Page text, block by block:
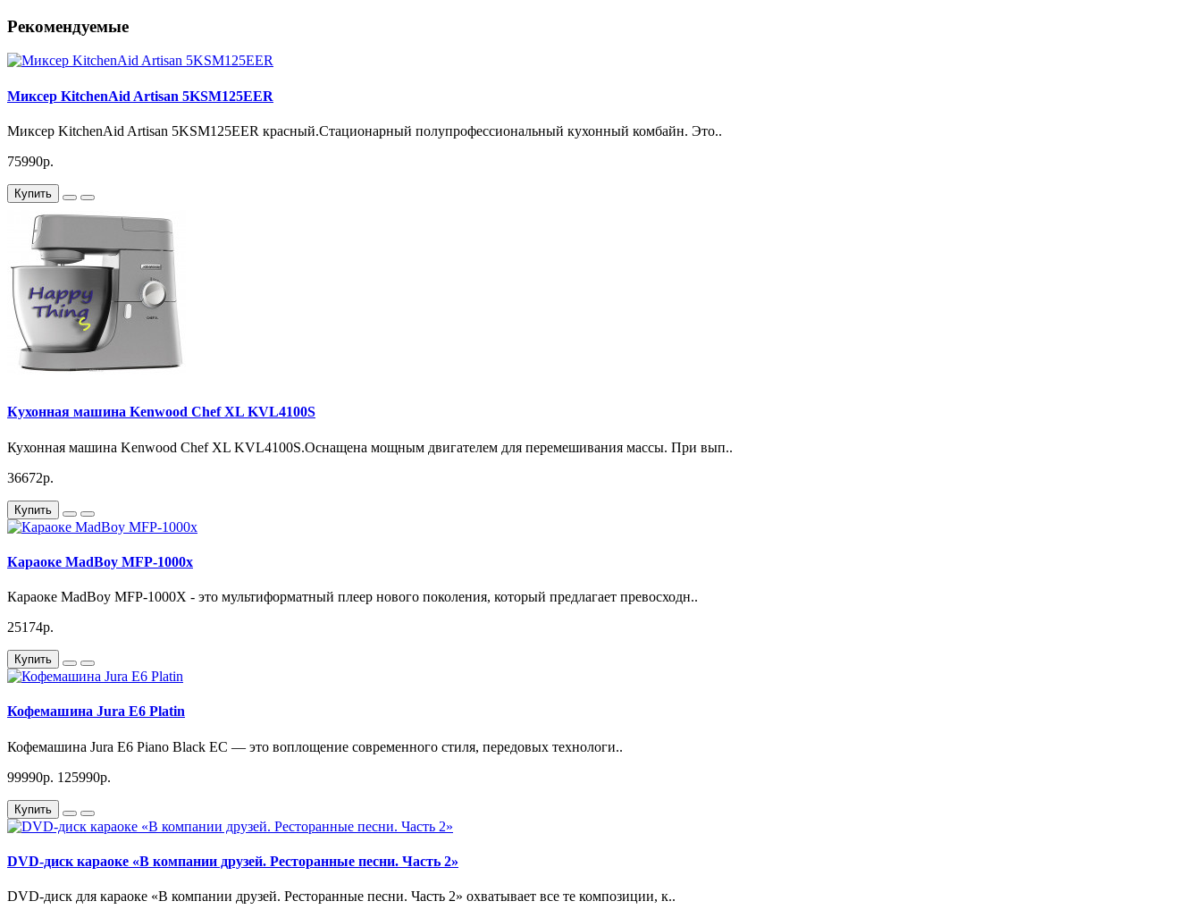
Рекомендуемые
Миксер KitchenAid Artisan 5KSM125EER
Миксер KitchenAid Artisan 5KSM125EER красный.Стационарный полупрофессиональный кухонный комбайн. Это..
75990р.
Купить
Кухонная машина Kenwood Chef XL KVL4100S
Кухонная машина Kenwood Chef XL KVL4100S.Оснащена мощным двигателем для перемешивания массы. При вып..
36672р.
Купить
Караоке MadBoy MFP-1000x
Караоке MadBoy MFP-1000X - это мультиформатный плеер нового поколения, который предлагает превосходн..
25174р.
Купить
Кофемашина Jura E6 Platin
Кофемашина Jura E6 Piano Black EC — это воплощение современного стиля, передовых технологи..
99990р. 125990р.
Купить
DVD-диск караоке «В компании друзей. Ресторанные песни. Часть 2»
DVD-диск для караоке «В компании друзей. Ресторанные песни. Часть 2» охватывает все те композиции, к..